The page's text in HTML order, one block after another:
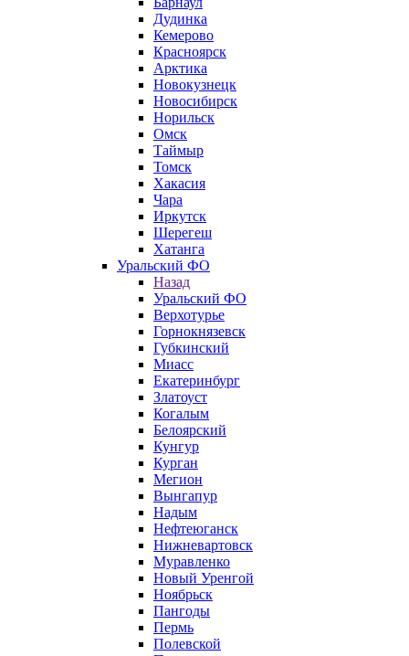
Дудинка
Кемерово
Красноярск
Арктика
Новокузнецк
Новосибирск
Норильск
Омск
Таймыр
Томск
Хакасия
Чара
Иркутск
Шерегеш
Хатанга
Уральский ФО
Назад
Уральский ФО
Верхотурье
Горнокнязевск
Губкинский
Миасс
Екатеринбург
Златоуст
Когалым
Белоярский
Кунгур
Курган
Мегион
Вынгапур
Надым
Нефтеюганск
Нижневартовск
Муравленко
Новый Уренгой
Ноябрьск
Пангоды
Пермь
Полевской